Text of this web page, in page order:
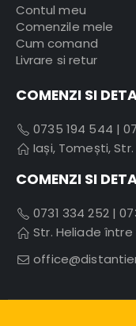
Contul meu
Comenzile mele
Cum comand
Livrare si retur
COMENZI SI
0735 194 544 |
Iași, Tomești,
COMENZI SI
0731 334 252|
Str. Heliade între